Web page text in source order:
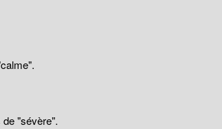
"sévère".